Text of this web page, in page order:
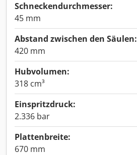
Schneckendurchmesser:
45 mm
Abstand zwischen den Säulen:
420 mm
Hubvolumen:
318 cm³
Einspritzdruck:
2.336 bar
Plattenbreite:
670 mm